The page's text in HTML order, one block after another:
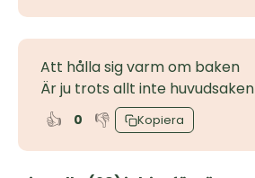
Att hålla sig varm om baken
Är ju trots allt inte huvudsaken
👍 0 👎 Kopiera